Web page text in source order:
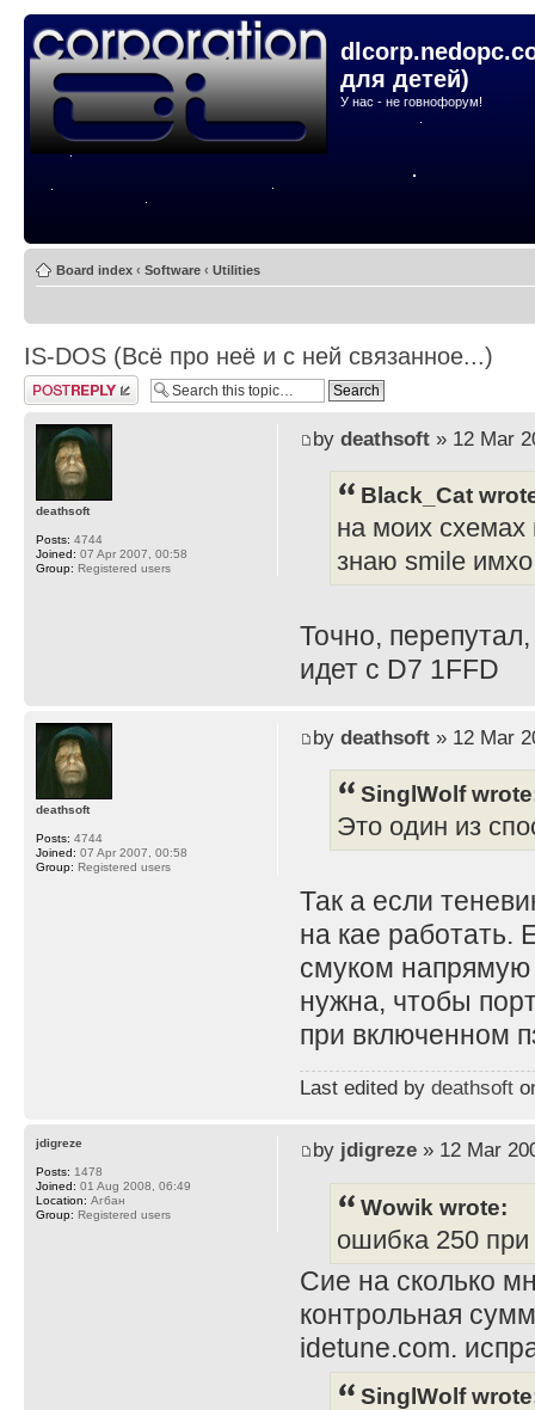
для детей)
У нас - не говнофорум!
Board index ‹ Software ‹ Utilities
IS-DOS (Всё про неё и с ней связанное...)
Post a reply
by deathsoft» 12 Mar
Black_Cat
на моих схемах
знаю smile
Точно,
идет с D7 1FFD
deathsoft
Posts: 4744
Joined: 07 Apr 2007, 00:58
Group: Registered users
by deathsoft» 12 Mar
SinglWolf
Это один из
Так а если
на кае работать.
смуком напрямую
нужна, чтобы
при включенном
Last edited by deathsoft
deathsoft
Posts: 4744
Joined: 07 Apr 2007, 00:58
Group: Registered users
by jdigreze» 12 Mar
Wowik wrote:
ошибка 250
Сие на сколько
контрольная
idetune.com.
SinglWolf
jdigreze
Posts: 1478
Joined: 01 Aug 2008, 06:49
Location: Агбан
Group: Registered users